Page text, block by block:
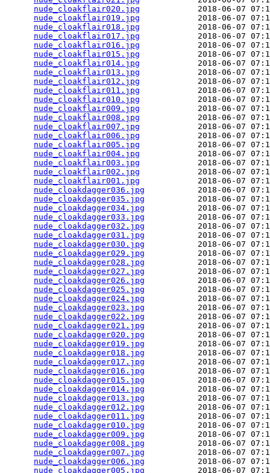
nude_cloakflair020.jpg
2018-06-07
nude_cloakflair019.jpg
2018-06-07
nude_cloakflair018.jpg
2018-06-07
nude_cloakflair017.jpg
2018-06-07
nude_cloakflair016.jpg
2018-06-07
nude_cloakflair015.jpg
2018-06-07
nude_cloakflair014.jpg
2018-06-07
nude_cloakflair013.jpg
2018-06-07
nude_cloakflair012.jpg
2018-06-07
nude_cloakflair011.jpg
2018-06-07
nude_cloakflair010.jpg
2018-06-07
nude_cloakflair009.jpg
2018-06-07
nude_cloakflair008.jpg
2018-06-07
nude_cloakflair007.jpg
2018-06-07
nude_cloakflair006.jpg
2018-06-07
nude_cloakflair005.jpg
2018-06-07
nude_cloakflair004.jpg
2018-06-07
nude_cloakflair003.jpg
2018-06-07
nude_cloakflair002.jpg
2018-06-07
nude_cloakflair001.jpg
2018-06-07
nude_cloakdagger036.jpg
2018-06-07
nude_cloakdagger035.jpg
2018-06-07
nude_cloakdagger034.jpg
2018-06-07
nude_cloakdagger033.jpg
2018-06-07
nude_cloakdagger032.jpg
2018-06-07
nude_cloakdagger031.jpg
2018-06-07
nude_cloakdagger030.jpg
2018-06-07
nude_cloakdagger029.jpg
2018-06-07
nude_cloakdagger028.jpg
2018-06-07
nude_cloakdagger027.jpg
2018-06-07
nude_cloakdagger026.jpg
2018-06-07
nude_cloakdagger025.jpg
2018-06-07
nude_cloakdagger024.jpg
2018-06-07
nude_cloakdagger023.jpg
2018-06-07
nude_cloakdagger022.jpg
2018-06-07
nude_cloakdagger021.jpg
2018-06-07
nude_cloakdagger020.jpg
2018-06-07
nude_cloakdagger019.jpg
2018-06-07
nude_cloakdagger018.jpg
2018-06-07
nude_cloakdagger017.jpg
2018-06-07
nude_cloakdagger016.jpg
2018-06-07
nude_cloakdagger015.jpg
2018-06-07
nude_cloakdagger014.jpg
2018-06-07
nude_cloakdagger013.jpg
2018-06-07
nude_cloakdagger012.jpg
2018-06-07
nude_cloakdagger011.jpg
2018-06-07
nude_cloakdagger010.jpg
2018-06-07
nude_cloakdagger009.jpg
2018-06-07
nude_cloakdagger008.jpg
2018-06-07
nude_cloakdagger007.jpg
2018-06-07
nude_cloakdagger006.jpg
2018-06-07
nude_cloakdagger005.jpg
2018-06-07